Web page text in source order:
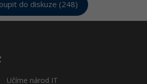
do diskuze (248)
Učíme národ IT